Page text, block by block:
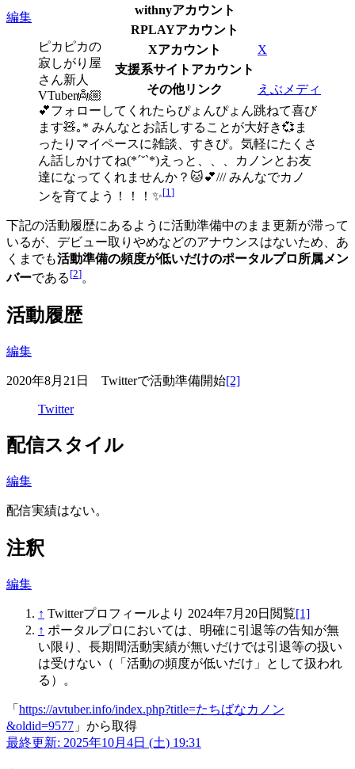
withnyアカウント
RPLAYアカウント
Xアカウント
X
支援系サイトアカウント
その他リンク
えぶメディ
編集
ピカピカの
寂しがり屋
さん新人
VTuber👼🏼
💕フォローしてくれたらぴょんぴょん跳ねて喜び
ます🧸｡* みんなとお話しすることが大好き💞ま
ったりマイペースに雑談、すきぴ。気軽にたくさ
ん話しかけてね(*ˊ˘ˋ*)えっと、、、カノンとお友
達になってくれませんか？🐱💕/// みんなでカノ
ンを育てよう！！！✨[1 ]
下記の活動履歴にあるように活動準備中のまま更新が滞って
いるが、デビュー取りやめなどのアナウンスはないため、あ
くまでも活動準備の頻度が低いだけのポータルプロ所属メン
バーである [2]。
活動履歴
編集
2020年8月21日 Twitterで活動準備開始[2]
Twitter
配信スタイル
編集
配信実績はない。
注釈
編集
↑ Twitterプロフィールより 2024年7月20日閲覧[1]
↑ ポータルプロにおいては、明確に引退等の告知が無
い限り、長期間活動実績が無いだけでは引退等の扱い
は受けない（「活動の頻度が低いだけ」として扱われ
る）。
「 https://avtuber.info/index.php?title=たちばなカノン
&oldid=9577 」から取得
最終更新: 2025年10月4日 (土) 19:31